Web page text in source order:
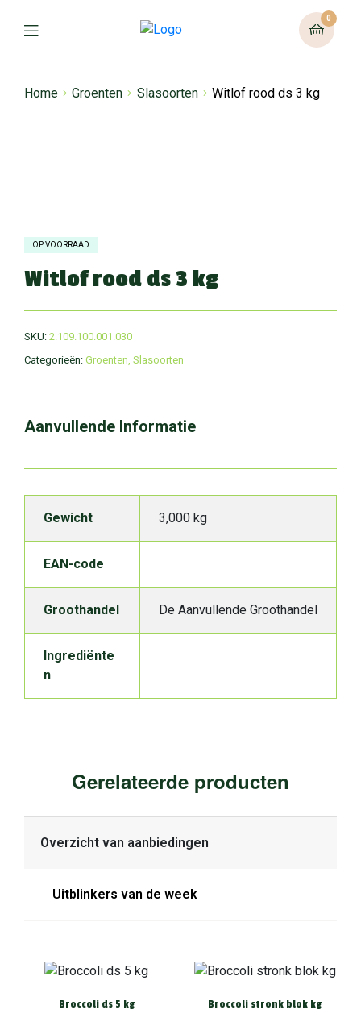
0
Home Groenten Slasoorten Witlof rood ds 3 kg
OP VOORRAAD
Witlof rood ds 3 kg
SKU: 2.109.100.001.030
Categorieën: Groenten Slasoorten
Aanvullende Informatie
Gewicht 3,000 kg
EAN-code
Groothandel De Aanvullende Groothandel
Ingrediënte
n
Gerelateerde producten
Overzicht van aanbiedingen
Uitblinkers van de week
Broccoli ds 5 kg Broccoli stronk blok kg